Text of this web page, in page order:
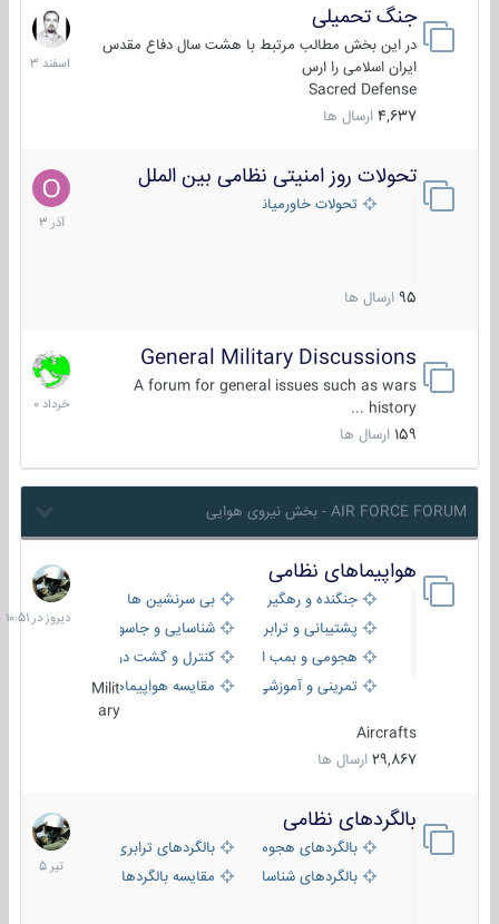
جنگ تحمیلی
در این بخش مطالب مرتبط با هشت سال دفاع مقدس
ایران اسلامی را ارس
Sacred Defense
4,637 ارسال ها
20
اسفند
1403
تحولات روز امنیتی نظامی بین الملل
تحولات خاورمیانه
95 ارسال ها
21
آذر
1403
General Military Discussions
A forum for general issues such as wars
history ...
159 ارسال ها
10
خرداد
1400
AIR FORCE FORUM - بخش نیروی هوایی
هواپیماهای نظامی
جنگنده و رهگیر
بی سرنشین ها
پشتیبانی و ترابری
شناسایی و جاسوسی
هجومی و بمب افکن
کنترل و گشت دریایی
تمرینی و آموزشی
مقایسه هواپیماهاMilit
ary
Aircrafts
29,867 ارسال ها
دیروز
در
10:51
بالگردهای نظامی
بالگردهای هجومی
بالگردهای ترابری
بالگردهای شناسایی
مقایسه بالگردها
22
تیر
1405